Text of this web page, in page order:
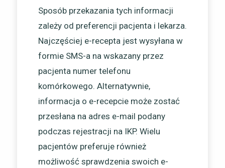
Sposób przekazania tych informacji
zależy od preferencji pacjenta i lekarza.
Najczęściej e-recepta jest wysyłana w
formie SMS-a na wskazany przez
pacjenta numer telefonu
komórkowego. Alternatywnie,
informacja o e-recepcie może zostać
przesłana na adres e-mail podany
podczas rejestracji na IKP. Wielu
pacjentów preferuje również
możliwość sprawdzenia swoich e-